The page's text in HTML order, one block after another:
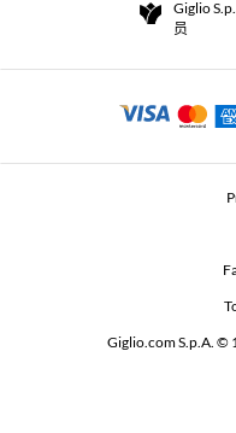
Beauty Seekers VIP Club
For a safe shopping experience
Security Communication
Giglio
员
Giglio.com S.p.A. ©